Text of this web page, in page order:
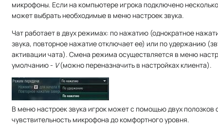
микрофоны. Если на компьютере игрока подключено
может выбрать необходимые в меню настроек звука.
Чат работает в двух режимах: по нажатию (однократное
звука, повторное нажатие отключает ее) или по удержанию
активации чата). Смена режима осуществляется в меню
умолчанию - V(можно переназначить в настройках клиента).
В меню настроек звука игрок может с помощью двух полозков
чувствительность микрофона до комфортного уровня.